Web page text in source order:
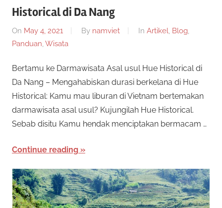
Historical di Da Nang
On May 4, 2021 By namviet In Artikel Blog
Panduan Wisata
Bertamu ke Darmawisata Asal usul Hue Historical di
Da Nang – Mengahabiskan durasi berkelana di Hue
Historical: Kamu mau liburan di Vietnam bertemakan
darmawisata asal usul? Kujungilah Hue Historical.
Sebab disitu Kamu hendak menciptakan bermacam …
Continue reading